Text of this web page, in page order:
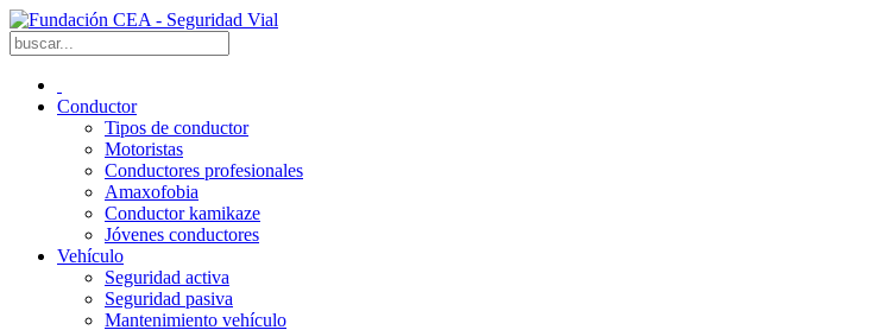
Conductor
Tipos de conductor
Motoristas
Conductores profesionales
Amaxofobia
Conductor kamikaze
Jóvenes conductores
Vehículo
Seguridad activa
Seguridad pasiva
Mantenimiento vehículo